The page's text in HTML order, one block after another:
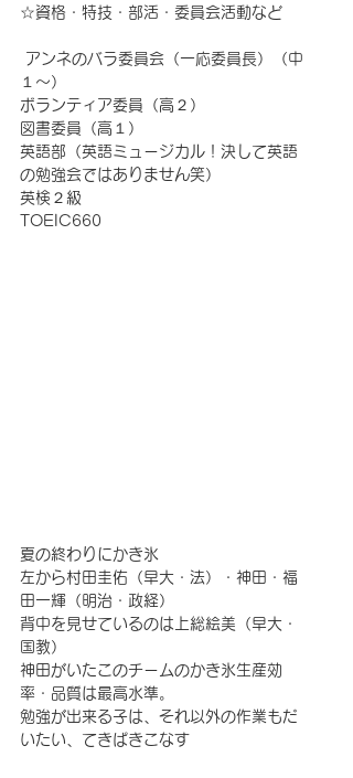
☆資格・特技・部活・委員会活動など
１～）
ボランティア委員（高２）
図書委員（高１）
英語部（英語ミュージカル！決して英語
の勉強会ではありません笑）
英検２級
TOEIC660
夏の終わりにかき氷
左から村田圭佑（早大・法）・神田・福
田一輝（明治・政経）
背中を見せているのは上総絵美（早大・
国教）
神田がいたこのチームのかき氷生産効
率・品質は最高水準。
勉強が出来る子は、それ以外の作業もだ
いたい、てきぱきこなす